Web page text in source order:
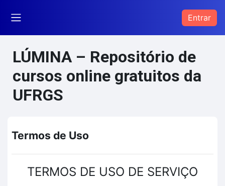
Entrar
LÚMINA – Repositório de
cursos online gratuitos da
UFRGS
Termos de Uso
TERMOS DE USO DE SERVIÇO